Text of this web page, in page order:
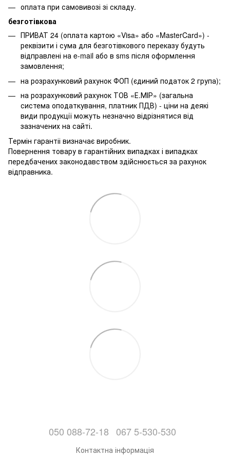
оплата при самовивозі зі складу.
безготівкова
ПРИВАТ 24 (оплата картою «Visa» або «MasterCard») -
реквізити і сума для безготівкового переказу будуть
відправлені на e-mail або в sms після оформлення
замовлення;
на розрахунковий рахунок ФОП (єдиний податок 2 група);
на розрахунковий рахунок ТОВ «Е.МІР» (загальна
система оподаткування, платник ПДВ) - ціни на деякі
види продукції можуть незначно відрізнятися від
зазначених на сайті.
Термін гарантіі визначає виробник.
Повернення товару в гарантійних випадках і випадках
передбачених законодавством здійснюється за рахунок
відправника.
050 088-72-18 067 5-530-530
Контактна інформація